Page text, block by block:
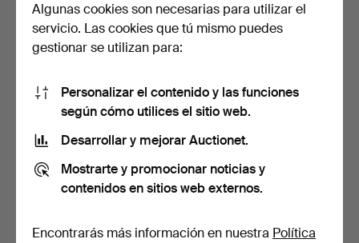
JARRÓN DE SUELO con
tapa, porcelana, China…
China, siglo XX.
1 día
Algunas cookies son necesarias para utilizar el
servicio. Las cookies que tú mismo puedes
gestionar se utilizan para:
Personalizar el contenido y las funciones
según cómo utilices el sitio web.
Desarrollar y mejorar Auctionet.
Mostrarte y promocionar noticias y
contenidos en sitios web externos.
Encontrarás más información en nuestra Política